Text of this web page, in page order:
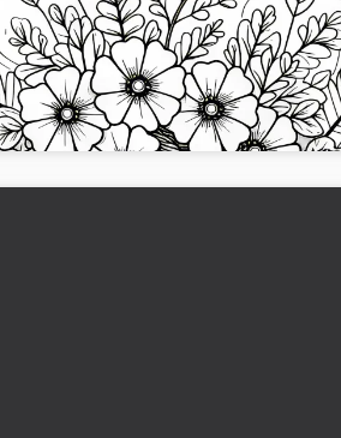
blomstrer mellom falt løv -
gratis
av høstblomster. Last ned gratis